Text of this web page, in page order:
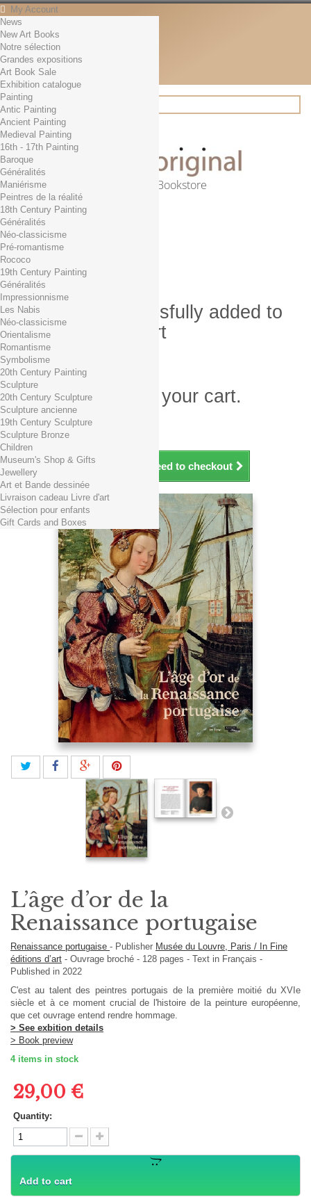
My Account
Contact
English
English
Français
News
Search
Online Art Bookstore
Cart (empty)
No products
Free shipping!
0,00 € Total
Check out
Product successfully added to
your shopping cart
Quantity
Total
There is 1 item in your cart.
Total products (tax incl.)
Total shipping TTC
Total (tax incl.)
Continue shopping Proceed to checkout
News
New Art Books
Notre sélection
Grandes expositions
Art Book Sale
Exhibition catalogue
Painting
Antic Painting
Ancient Painting
Medieval Painting
16th - 17th Painting
Baroque
Généralités
Maniérisme
Peintres de la réalité
18th Century Painting
Généralités
Néo-classicisme
Pré-romantisme
Rococo
19th Century Painting
Généralités
Impressionnisme
Les Nabis
Néo-classicisme
Orientalisme
Romantisme
Symbolisme
20th Century Painting
Sculpture
20th Century Sculpture
Sculpture ancienne
19th Century Sculpture
Sculpture Bronze
Children
Museum's Shop & Gifts
Jewellery
Art et Bande dessinée
Livraison cadeau Livre d'art
Sélection pour enfants
Gift Cards and Boxes
L’âge d’or de la
Renaissance portugaise
Renaissance portugaise - Publisher Musée du Louvre, Paris / In Fine
éditions d’art - Ouvrage broché - 128 pages - Text in Français -
Published in 2022
C'est au talent des peintres portugais de la première moitié du XVIe
siècle et à ce moment crucial de l'histoire de la peinture européenne,
que cet ouvrage entend rendre hommage.
> See exbition details
> Book preview
4 items in stock
29,00 €
Quantity:
Add to cart